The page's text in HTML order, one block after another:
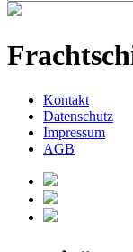
Kontakt
Datenschutz
Impressum
AGB